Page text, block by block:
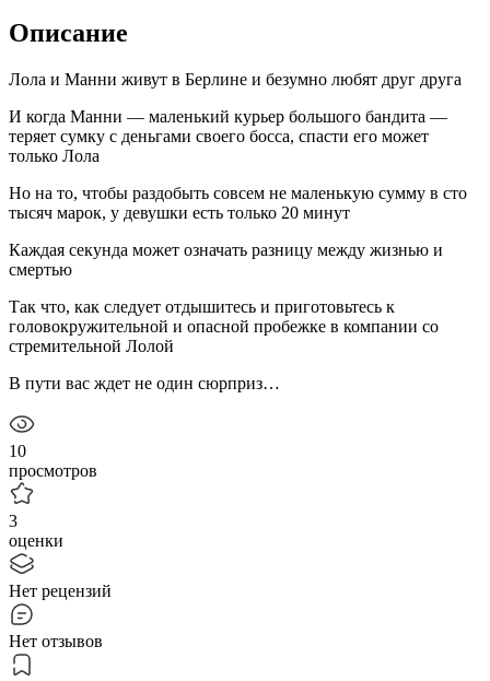
Описание
Лола и Манни живут в Берлине и безумно любят друг друга
И когда Манни — маленький курьер большого бандита —
теряет сумку с деньгами своего босса, спасти его может
только Лола
Но на то, чтобы раздобыть совсем не маленькую сумму в сто
тысяч марок, у девушки есть только 20 минут
Каждая секунда может означать разницу между жизнью и
смертью
Так что, как следует отдышитесь и приготовьтесь к
головокружительной и опасной пробежке в компании со
стремительной Лолой
В пути вас ждет не один сюрприз…
10
просмотров
3
оценки
Нет рецензий
Нет отзывов